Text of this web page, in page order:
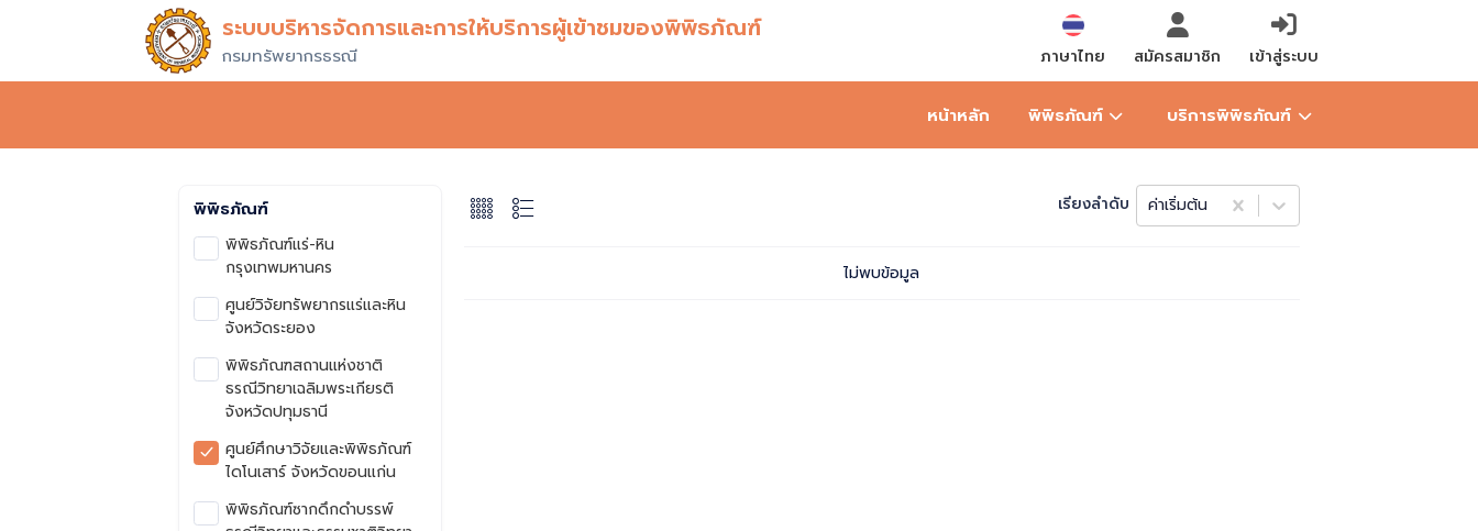
ระบบบริหารจัดการและการให้บริการผู้เข้าชมของพิพิธภัณฑ์
กรมทรัพยากรธรณี ภาษาไทย สมัครสมาชิก เข้าสู่ระบบ
หน้าหลัก พิพิธภัณฑ์ บริการพิพิธภัณฑ์
พิพิธภัณฑ์
พิพิธภัณฑ์แร่-หิน
กรุงเทพมหานคร
ศูนย์วิจัยทรัพยากรแร่และหิน
จังหวัดระยอง
พิพิธภัณฑสถานแห่งชาติ
ธรณีวิทยาเฉลิมพระเกียรติ
จังหวัดปทุมธานี
ศูนย์ศึกษาวิจัยและพิพิธภัณฑ์
ไดโนเสาร์ จังหวัดขอนแก่น
พิพิธภัณฑ์ซากดึกดำบรรพ์
เรียงลำดับ ค่าเริ่มต้น
ไม่พบข้อมูล